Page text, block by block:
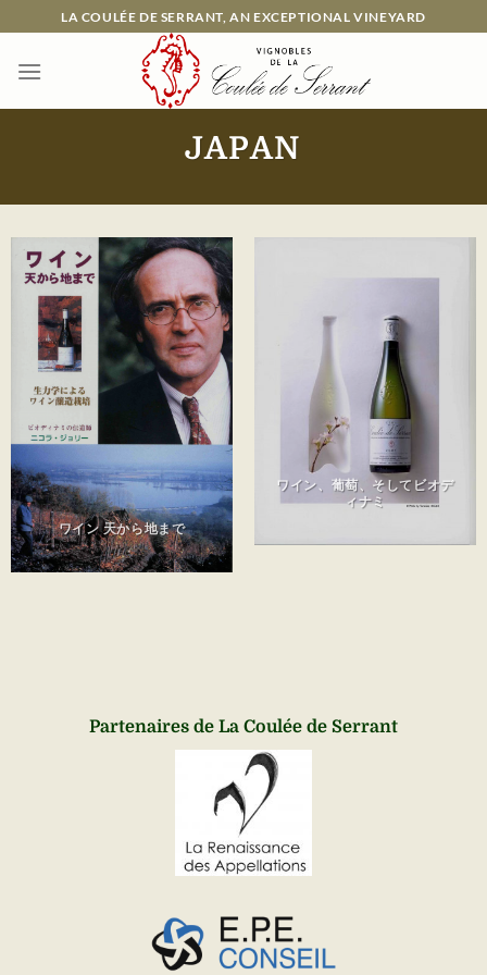
contenu
LA COULÉE DE SERRANT, AN EXCEPTIONAL VINEYARD
JAPAN
ワイン 天から地まで
ワイン、葡萄、そしてビオデ
ィナミ
Partenaires de La Coulée de Serrant